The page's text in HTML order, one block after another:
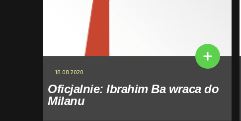
18.08.2020
Oficjalnie: Ibrahim Ba wraca do
Milanu